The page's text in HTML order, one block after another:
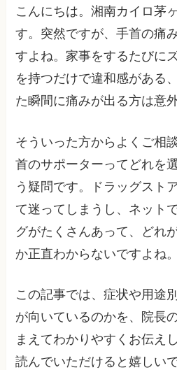
こんにちは。湘南カイロ茅
す。突然ですが、手首の痛
すよね。家事をするたびに
を持つだけで違和感がある
た瞬間に痛みが出る方は意
そういった方からよくご相
首のサポーターってどれを
う疑問です。ドラッグスト
て迷ってしまうし、ネット
グがたくさんあって、どれ
か正直わからないですよね。
この記事では、症状や用途
が向いているのかを、院長
まえてわかりやすくお伝え
読んでいただけると嬉しいで